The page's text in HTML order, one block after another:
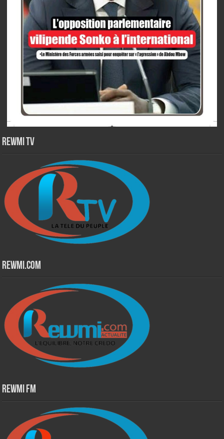
Rewmi TV
Rewmi.Com
Rewmi Fm